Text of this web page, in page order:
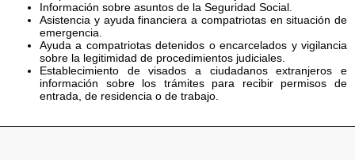
Información sobre asuntos de la Seguridad Social.
Asistencia y ayuda financiera a compatriotas en situación de
emergencia.
Ayuda a compatriotas detenidos o encarcelados y vigilancia
sobre la legitimidad de procedimientos judiciales.
Establecimiento de visados a ciudadanos extranjeros e
información sobre los trámites para recibir permisos de
entrada, de residencia o de trabajo.